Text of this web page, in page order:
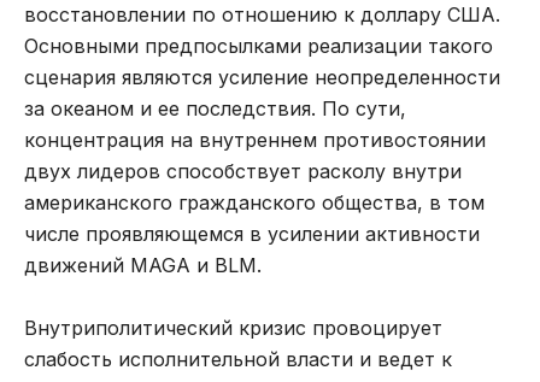
восстановлении по отношению к доллару США.
Основными предпосылками реализации такого
сценария являются усиление неопределенности
за океаном и ее последствия. По сути,
концентрация на внутреннем противостоянии
двух лидеров способствует расколу внутри
американского гражданского общества, в том
числе проявляющемся в усилении активности
движений MAGA и BLM.
Внутриполитический кризис провоцирует
слабость исполнительной власти и ведет к